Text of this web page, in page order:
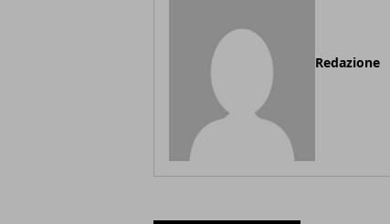
Redazione